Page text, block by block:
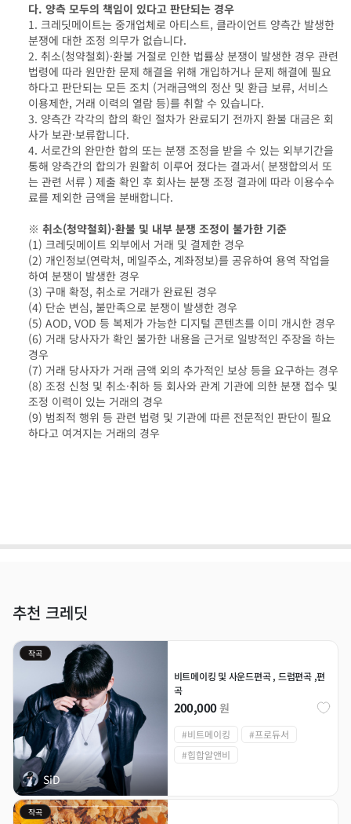
다. 양측 모두의 책임이 있다고 판단되는 경우
1. 크레딧메이트는 중개업체로 아티스트, 클라이언트 양측간 발생한
분쟁에 대한 조정 의무가 없습니다.
2. 취소(청약철회)·환불 거절로 인한 법률상 분쟁이 발생한 경우 관련
법령에 따라 원만한 문제 해결을 위해 개입하거나 문제 해결에 필요
하다고 판단되는 모든 조치 (거래금액의 정산 및 환급 보류, 서비스
이용제한, 거래 이력의 열람 등)를 취할 수 있습니다.
3. 양측간 각각의 합의 확인 절차가 완료되기 전까지 환불 대금은 회
사가 보관·보류합니다.
4. 서로간의 완만한 합의 또는 분쟁 조정을 받을 수 있는 외부기간을
통해 양측간의 합의가 원활히 이루어 졌다는 결과서( 분쟁합의서 또
는 관련 서류 ) 제출 확인 후 회사는 분쟁 조정 결과에 따라 이용수수
료를 제외한 금액을 분배합니다.
※ 취소(청약철회)·환불 및 내부 분쟁 조정이 불가한 기준
(1) 크레딧메이트 외부에서 거래 및 결제한 경우
(2) 개인정보(연락처, 메일주소, 계좌정보)를 공유하여 용역 작업을
하여 분쟁이 발생한 경우
(3) 구매 확정, 취소로 거래가 완료된 경우
(4) 단순 변심, 불만족으로 분쟁이 발생한 경우
(5) AOD, VOD 등 복제가 가능한 디지털 콘텐츠를 이미 개시한 경우
(6) 거래 당사자가 확인 불가한 내용을 근거로 일방적인 주장을 하는
경우
(7) 거래 당사자가 거래 금액 외의 추가적인 보상 등을 요구하는 경우
(8) 조정 신청 및 취소·취하 등 회사와 관계 기관에 의한 분쟁 접수 및
조정 이력이 있는 거래의 경우
(9) 범죄적 행위 등 관련 법령 및 기관에 따른 전문적인 판단이 필요
하다고 여겨지는 거래의 경우
추천 크레딧
작곡
SiD
비트메이킹 및 사운드편곡 , 드럼편곡 ,편
곡
200,000원
#비트메이킹
#프로듀서
#힙합알앤비
작곡